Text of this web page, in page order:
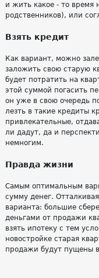
и жить какое - то время
родственников), или
Взять кредит
Как вариант, можно
заложить свою старую
будет потратить на
этой суммой погасить
он уже в свою очередь
лезть в такие кредиты
привлекательные,
ли дадут, да и
немногим.
Правда жизни
Самым оптимальным
сумму денег.
варианта: большие
деньгами от продажи
взять ипотеку с тем
новостройке старая
продажи будут пущены